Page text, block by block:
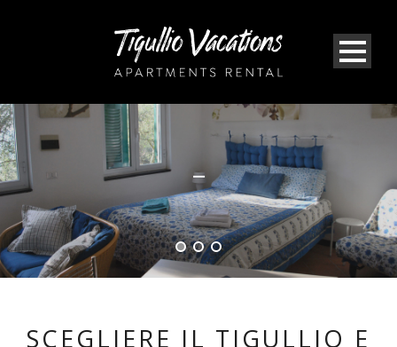
SCEGLIERE IL TIGULLIO E